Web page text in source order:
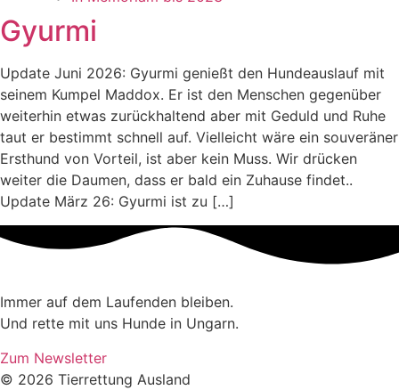
Gyurmi
Update Juni 2026: Gyurmi genießt den Hundeauslauf mit
seinem Kumpel Maddox. Er ist den Menschen gegenüber
weiterhin etwas zurückhaltend aber mit Geduld und Ruhe
taut er bestimmt schnell auf. Vielleicht wäre ein souveräner
Ersthund von Vorteil, ist aber kein Muss. Wir drücken
weiter die Daumen, dass er bald ein Zuhause findet..
Update März 26: Gyurmi ist zu […]
Immer auf dem Laufenden bleiben.
Und rette mit uns Hunde in Ungarn.
Zum Newsletter
© 2026 Tierrettung Ausland